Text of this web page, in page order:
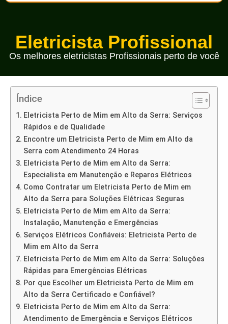
Eletricista Profissional
Os melhores eletricistas Profissionais perto de você
Índice
Eletricista Perto de Mim em Alto da Serra: Serviços
Rápidos e de Qualidade
Encontre um Eletricista Perto de Mim em Alto da
Serra com Atendimento 24 Horas
Eletricista Perto de Mim em Alto da Serra:
Especialista em Manutenção e Reparos Elétricos
Como Contratar um Eletricista Perto de Mim em
Alto da Serra para Soluções Elétricas Seguras
Eletricista Perto de Mim em Alto da Serra:
Instalação, Manutenção e Emergências
Serviços Elétricos Confiáveis: Eletricista Perto de
Mim em Alto da Serra
Eletricista Perto de Mim em Alto da Serra: Soluções
Rápidas para Emergências Elétricas
Por que Escolher um Eletricista Perto de Mim em
Alto da Serra Certificado e Confiável?
Eletricista Perto de Mim em Alto da Serra:
Atendimento de Emergência e Serviços Elétricos